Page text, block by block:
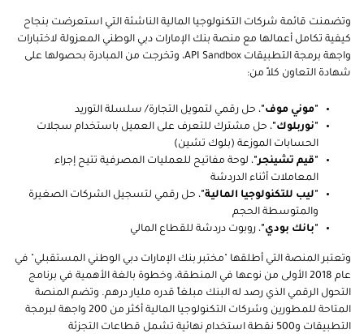
وتضمنت قائمة شركات التكنولوجيا المالية الناشئة التي استعرضت بنجاح
كيفية تكامل أعمالها مع منصة بنك الإمارات دبي الوطني المعزولة لاختبارات
واجهة برمجة التطبيقات API Sandbox، وتخرجت من المبادرة بحصولها على
شهادة التعاون كلاً من:
"موني موف"، حل رقمي لتمويل التجارة/ سلسلة التوريد
"نوربلوك"، حل مشترك للتعرف على العميل باستخدام سجلات
الحسابات الموزعة (بلوك تشين)
"قيم تشينجر"، لوحة مفاتيح للعمليات المصرفية تتيح إجراء
المعاملات أثناء الدردشة
"ليب للتكنولوجيا المالية"، حل رقمي لتسجيل الشركات الصغيرة
والمتوسطة الحجم
"بانك بودي"، روبوت دردشة للقطاع المالي
وتعتبر المنصة التي أطلقها "مختبر بنك الإمارات دبي الوطني المستقبلي" في
عام 2018 الأولى من نوعها في المنطقة، وخطوة بالغة الأهمية في برنامج
التحول الرقمي الذي رصد له البنك مبلغاً قدره مليار درهم. وتضم المنصة
المتاحة للمطورين وشركات التكنولوجيا المالية أكثر من 200 واجهة لبرمجة
التطبيقات و500 نقطة استخدام نهائية تشمل قطاعات التجزئة